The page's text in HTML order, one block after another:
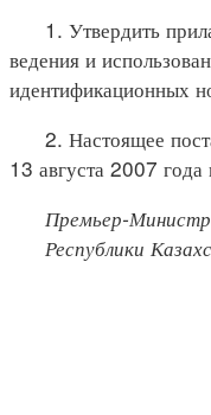
1. Утвердить
ведения и
идентификационных
2. Настоящее
13 августа 2007
Премьер-Министр
Республики